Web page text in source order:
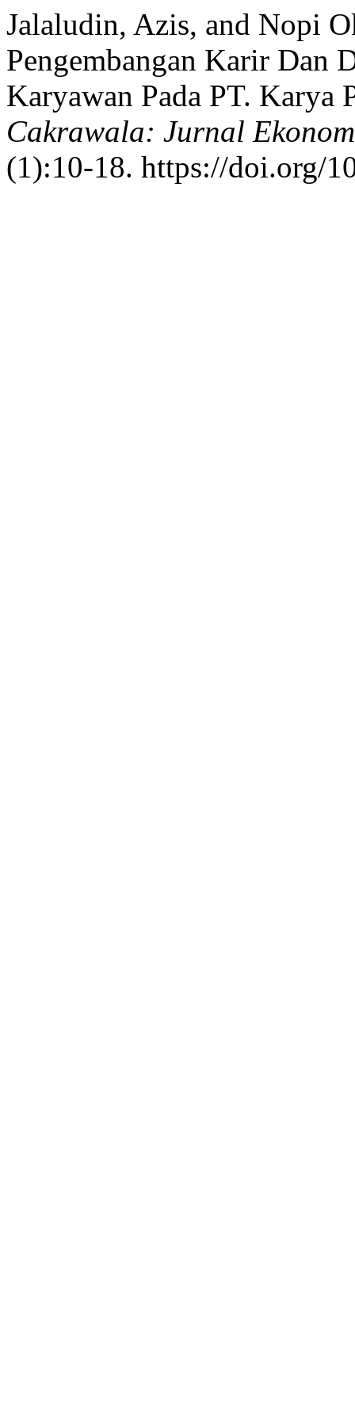
Jalaludin, Azis, and Nopi
Pengembangan Karir Dan
Karyawan Pada PT. Karya
Cakrawala: Jurnal
(1):10-18. https://doi.org/